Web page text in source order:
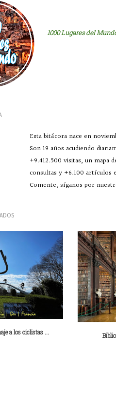
1000 Lugares del
Esta bitácora nace en
Son 19 años acudiendo
+9.412.500 visitas, un mapa
consultas y +6.100 artículos
Comente, síganos por
a los ciclistas ...